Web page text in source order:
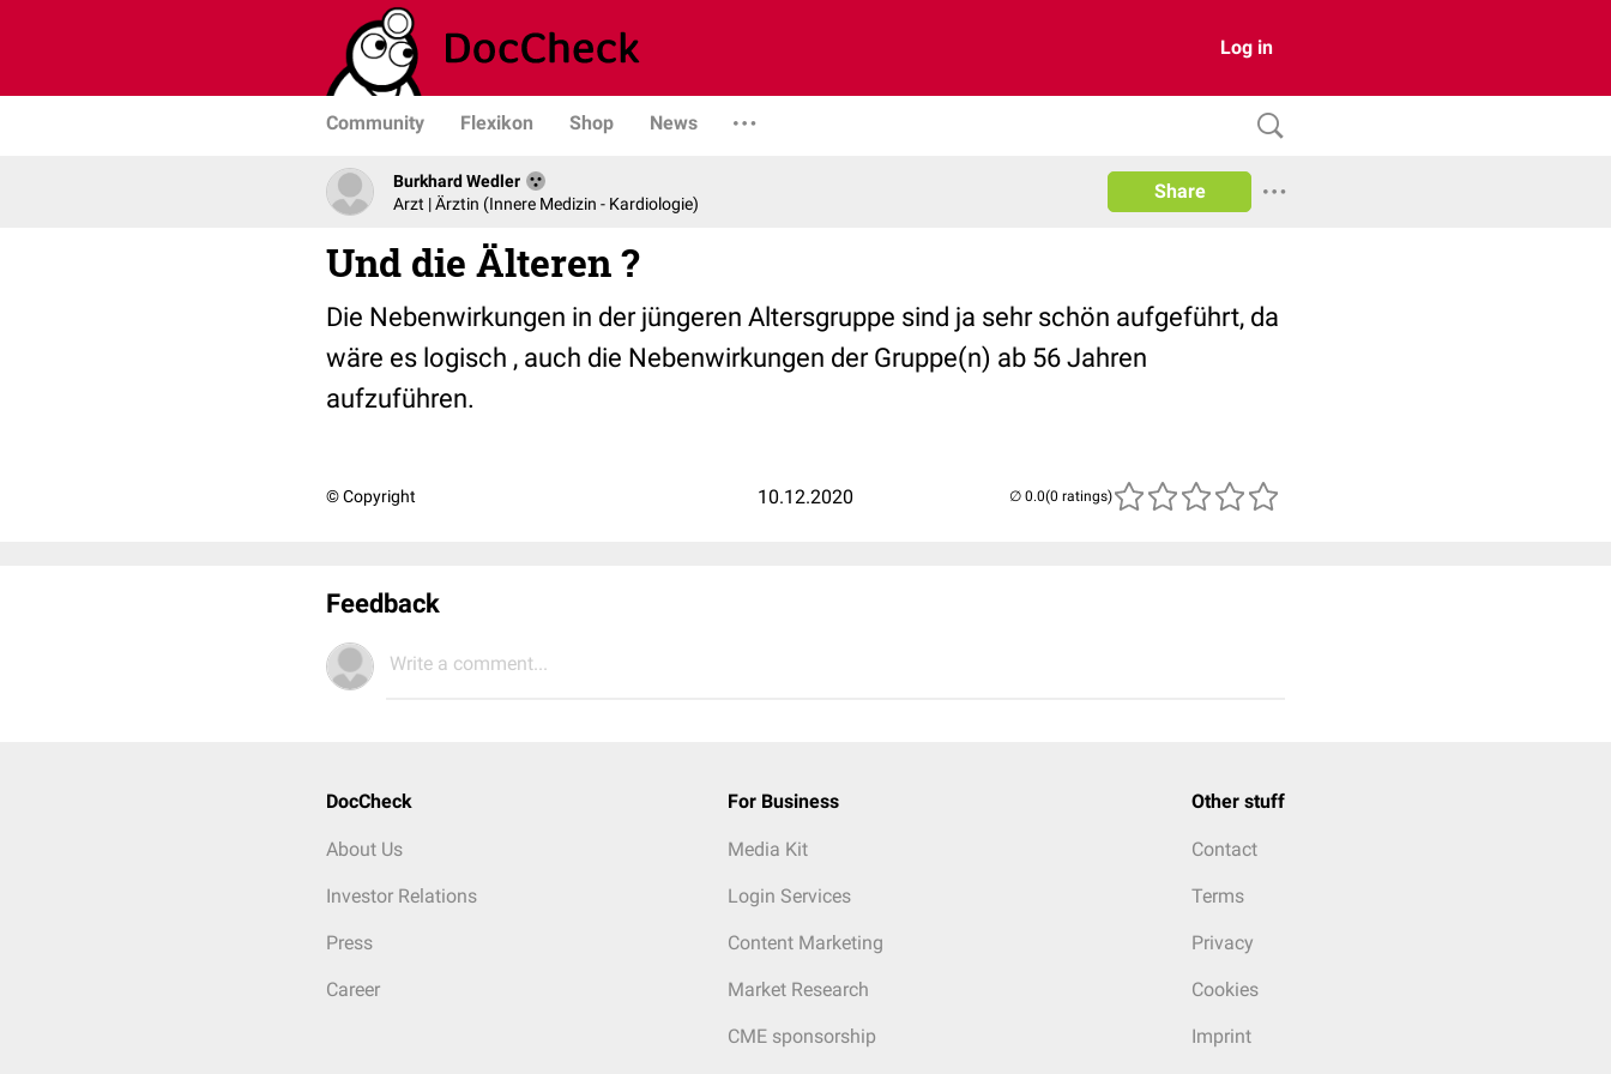
Log in
Community Flexikon Shop News
Burkhard Wedler
Arzt | Ärztin (Innere Medizin - Kardiologie)
Share
Und die Älteren ?
Die Nebenwirkungen in der jüngeren Altersgruppe sind ja sehr schön aufgeführt, da
wäre es logisch , auch die Nebenwirkungen der Gruppe(n) ab 56 Jahren
aufzuführen.
© Copyright 10.12.2020 (0 ratings)
Feedback
Write a comment...
DocCheck
About Us
Investor Relations
Press
Career
For Business
Media Kit
Login Services
Content Marketing
Market Research
CME sponsorship
Other stuff
Contact
Terms
Privacy
Cookies
Imprint